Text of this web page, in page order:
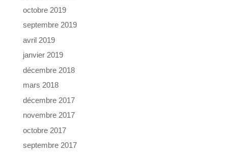
octobre 2019
septembre 2019
avril 2019
janvier 2019
décembre 2018
mars 2018
décembre 2017
novembre 2017
octobre 2017
septembre 2017